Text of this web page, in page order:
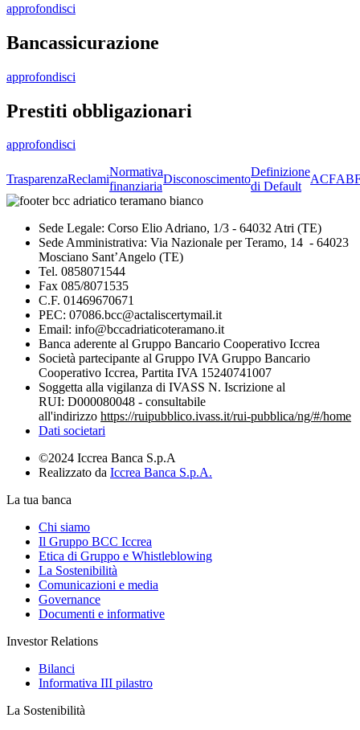
approfondisci
Bancassicurazione
approfondisci
Prestiti obbligazionari
approfondisci
TrasparenzaReclami
Normativa
finanziaria
Disconoscimento
Definizione
di Default
ACF
Sede Legale: Corso Elio Adriano, 1/3 - 64032 Atri (TE)
Sede Amministrativa: Via Nazionale per Teramo, 14 - 64023
Mosciano Sant’Angelo (TE)
Tel. 0858071544
Fax 085/8071535
C.F. 01469670671
PEC: 07086.bcc@actaliscertymail.it
Email: info@bccadriaticoteramano.it
Banca aderente al Gruppo Bancario Cooperativo Iccrea
Società partecipante al Gruppo IVA Gruppo Bancario
Cooperativo Iccrea, Partita IVA 15240741007
Soggetta alla vigilanza di IVASS N. Iscrizione al
RUI: D000080048 - consultabile
all'indirizzo https://ruipubblico.ivass.it/rui-pubblica/ng/#/home
Dati societari
©2024 Iccrea Banca S.p.A
Realizzato da Iccrea Banca S.p.A.
La tua banca
Chi siamo
Il Gruppo BCC Iccrea
Etica di Gruppo e Whistleblowing
La Sostenibilità
Comunicazioni e media
Governance
Documenti e informative
Investor Relations
Bilanci
Informativa III pilastro
La Sostenibilità